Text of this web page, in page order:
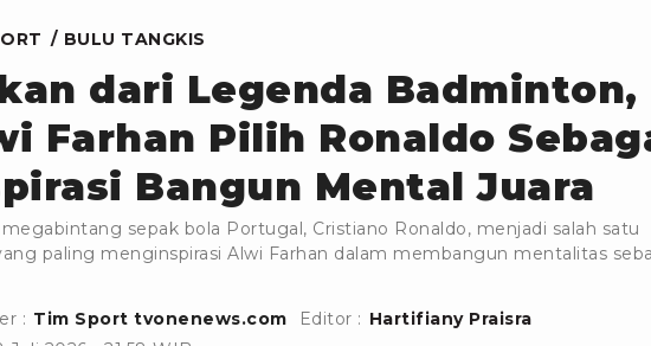
BULU TANGKIS
dari Legenda Badminton,
Farhan Pilih Ronaldo
Bangun Mental Juara
sepak bola Portugal, Cristiano Ronaldo, menjadi salah satu
paling menginspirasi Alwi Farhan dalam membangun mentalitas
: Tim Sport tvonenews.com Editor : Hartifiany Praisra